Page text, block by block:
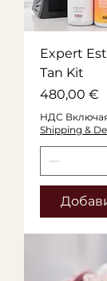
Expert
Tan Kit
Цена
480,00 €
НДС
Shipping &